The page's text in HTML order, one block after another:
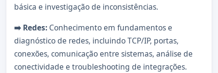
básica e investigação de inconsistências.
➡️ Redes: Conhecimento em fundamentos e
diagnóstico de redes, incluindo TCP/IP, portas,
conexões, comunicação entre sistemas, análise de
conectividade e troubleshooting de integrações.